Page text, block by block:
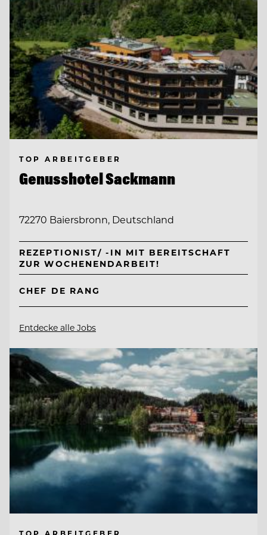
TOP ARBEITGEBER
Genusshotel Sackmann
72270 Baiersbronn, Deutschland
REZEPTIONIST/ -IN MIT BEREITSCHAFT
ZUR WOCHENENDARBEIT!
CHEF DE RANG
Entdecke alle Jobs